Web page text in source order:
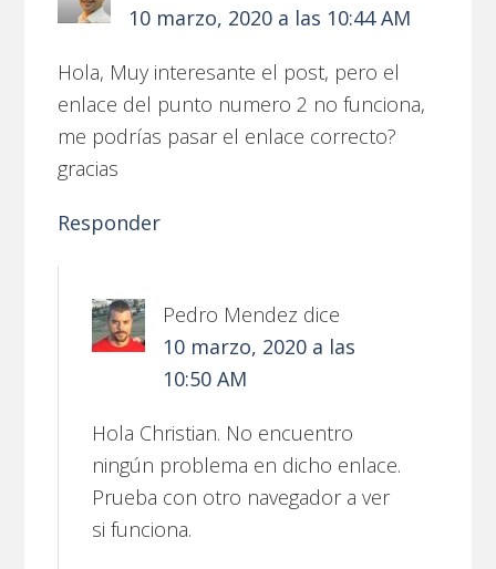
10 marzo, 2020 a las 10:44 AM
Hola, Muy interesante el post, pero el
enlace del punto numero 2 no funciona,
me podrías pasar el enlace correcto?
gracias
Responder
Pedro Mendez dice
10 marzo, 2020 a las
10:50 AM
Hola Christian. No encuentro
ningún problema en dicho enlace.
Prueba con otro navegador a ver
si funciona.